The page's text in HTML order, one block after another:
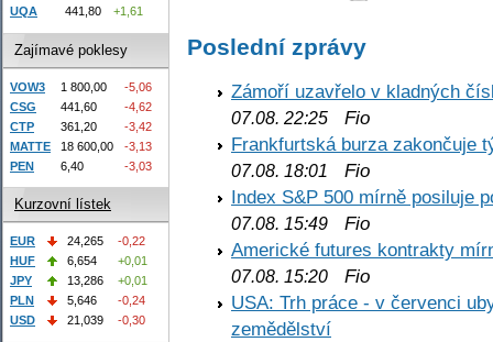
Poslední zprávy
Zámoří uzavřelo v kladných
07.08. 22:25 Fio
Frankfurtská burza zakončuje
07.08. 18:01
Fio
Index S&P 500 mírně posiluje
07.08. 15:49 Fio
Americké futures kontrakty
07.08. 15:20 Fio
USA: Trh práce - v červenci
zemědělství
UQA
441,80 +1,61
Zajímavé poklesy
VOW3 1 800,00
-5,06
CSG
441,60
-4,62
CTP
361,20
-3,42
MATTE
18 600,00
-3,13
PEN
6,40 -3,03
Kurzovní lístek
EUR 24,265
-0,22
HUF
6,654
+0,01
JPY
13,286
+0,01
PLN
5,646
-0,24
USD
21,039 -0,30